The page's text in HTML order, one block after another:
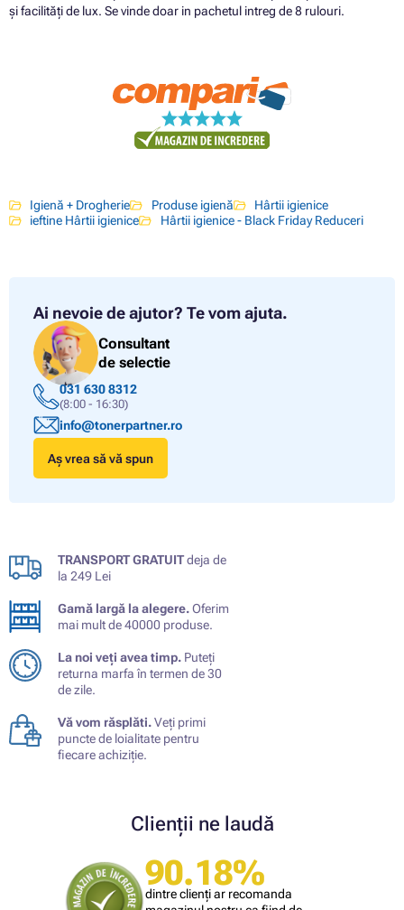
și facilități de lux. Se vinde doar in pachetul intreg de 8 rulouri.
Igienă + Drogherie Produse igienă
Hârtii igienice
ieftine Hârtii igienice
Hârtii igienice - Black Friday Reduceri
Ai nevoie de ajutor? Te vom ajuta.
Consultant
de selectie
031 630 8312
(8:00 - 16:30)
info@tonerpartner.ro
Aș vrea să vă spun
TRANSPORT GRATUITdeja de
la 249 Lei
Gamă largă la alegere.Oferim
mai mult de 40000 produse.
La noi veți avea timp. Puteți
returna marfa în termen de 30
de zile.
Vă vom răsplăti.Veți primi
puncte de loialitate pentru
fiecare achiziție.
Clienții ne laudă
90.18%
dintre clienți ar recomanda